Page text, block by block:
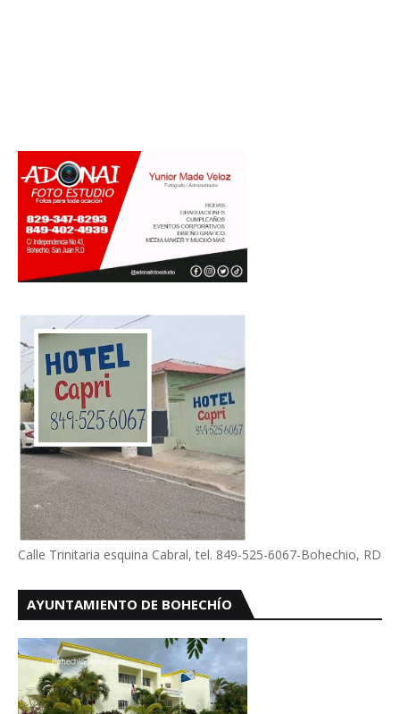
Calle Trinitaria esquina Cabral, tel. 849-525-6067-Bohechio, RD
AYUNTAMIENTO DE BOHECHÍO